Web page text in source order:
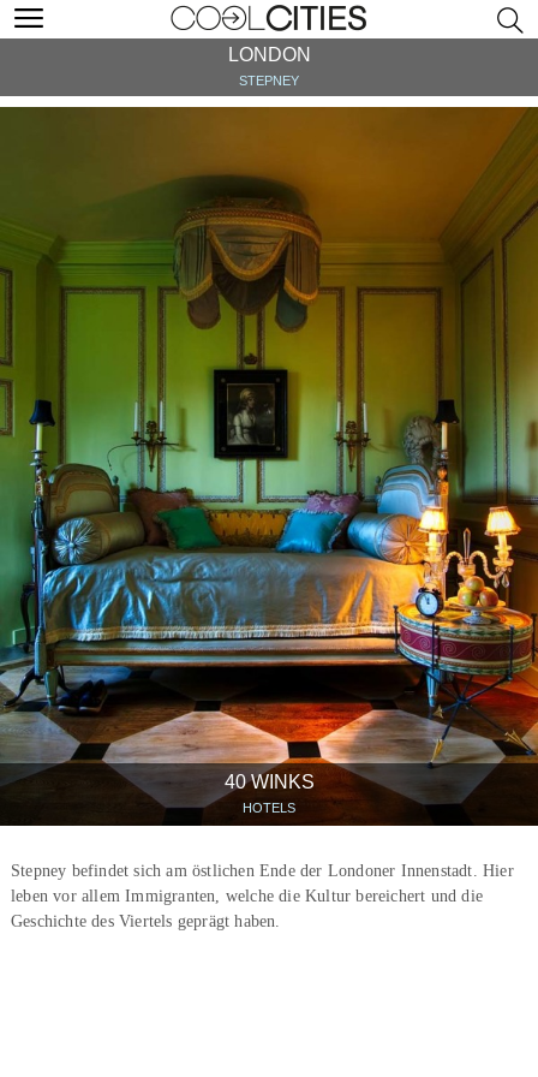
LONDON
STEPNEY
40 WINKS
HOTELS
Stepney befindet sich am östlichen Ende der Londoner Innenstadt. Hier
leben vor allem Immigranten, welche die Kultur bereichert und die
Geschichte des Viertels geprägt haben.